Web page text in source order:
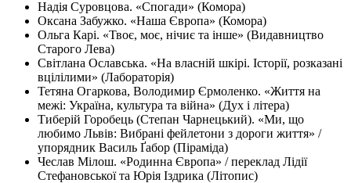
Надія Суровцова. «Спогади» (Комора)
Оксана Забужко. «Наша Європа» (Комора)
Ольга Карі. «Твоє, моє, нічиє та інше» (Видавництво
Старого Лева)
Світлана Ославська. «На власній шкірі. Історії, розказані
вцілілими» (Лабораторія)
Тетяна Огаркова, Володимир Єрмоленко. «Життя на
межі: Україна, культура та війна» (Дух і літера)
Тиберій Горобець (Степан Чарнецький). «Ми, що
любимо Львів: Вибрані фейлетони з дороги життя» /
упорядник Василь Ґабор (Піраміда)
Чеслав Мілош. «Родинна Європа» / переклад Лідії
Стефановської та Юрія Іздрика (Літопис)